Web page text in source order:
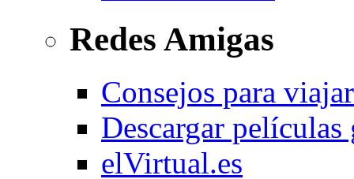
Redes Amigas
Consejos para viajar
Descargar películas
elVirtual.es